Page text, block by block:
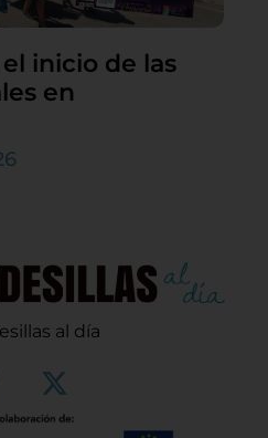
inicio de las
en
al día